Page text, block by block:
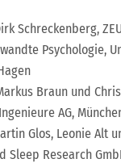
Schreckenberg,
Psychologie,
Braun und
AG,
Glos, Leonie Alt
Sleep Research